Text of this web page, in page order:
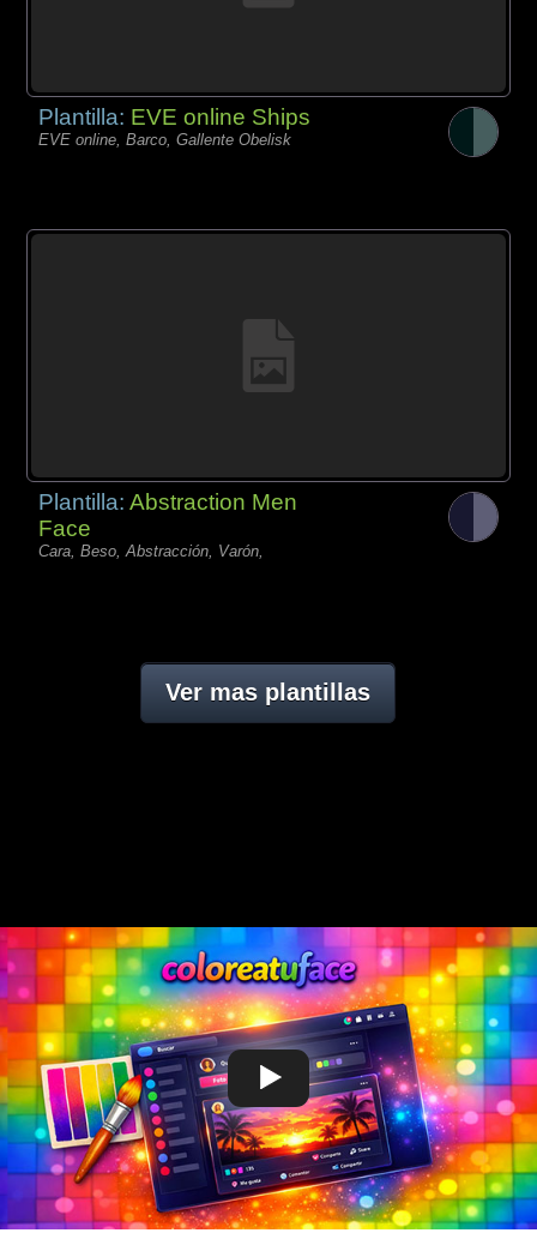
Plantilla: EVE online Ships
EVE online, Barco, Gallente Obelisk
Plantilla:Abstraction Men
Face
Cara, Beso, Abstracción, Varón,
Ver mas plantillas